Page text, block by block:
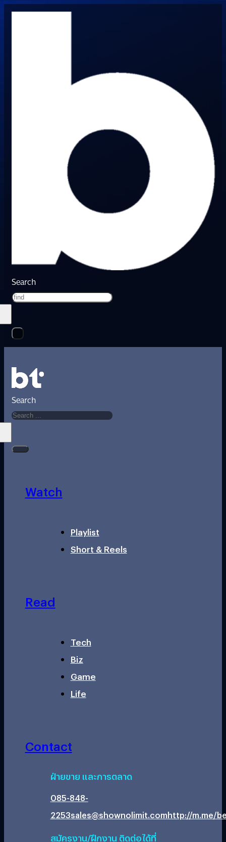
Search
Search
Watch
Playlist
Short & Reels
Read
Tech
Biz
Game
Life
Contact
ฝ่ายขาย และการตลาด
085-848-
2253sales@shownolimit.comhttp://m.me/
สมัครงาน/ฝึกงาน ติดต่อได้ที่